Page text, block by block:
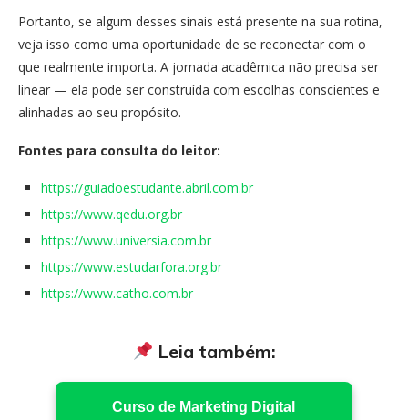
Portanto, se algum desses sinais está presente na sua rotina,
veja isso como uma oportunidade de se reconectar com o
que realmente importa. A jornada acadêmica não precisa ser
linear — ela pode ser construída com escolhas conscientes e
alinhadas ao seu propósito.
Fontes para consulta do leitor:
https://guiadoestudante.abril.com.br
https://www.qedu.org.br
https://www.universia.com.br
https://www.estudarfora.org.br
https://www.catho.com.br
Leia também:
Curso de Marketing Digital